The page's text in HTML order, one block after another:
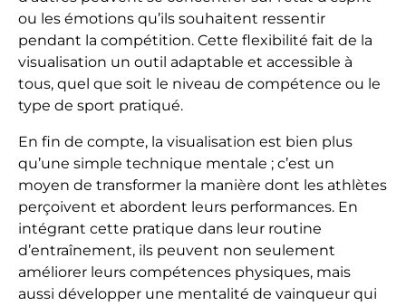
ou les émotions qu’ils souhaitent ressentir
pendant la compétition. Cette flexibilité fait de la
visualisation un outil adaptable et accessible à
tous, quel que soit le niveau de compétence ou le
type de sport pratiqué.
En fin de compte, la visualisation est bien plus
qu’une simple technique mentale ; c’est un
moyen de transformer la manière dont les athlètes
perçoivent et abordent leurs performances. En
intégrant cette pratique dans leur routine
d’entraînement, ils peuvent non seulement
améliorer leurs compétences physiques, mais
aussi développer une mentalité de vainqueur qui